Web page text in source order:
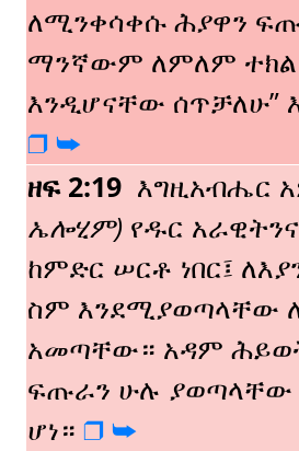
ለሚንቀሳቀሱ ሕያዋን
ማንኛውም ለምለም
እንዲሆናቸው ሰጥቻለሁ”
❒️ ➥️
ዘፍ 2:19 እግዚአብሔር
ኤሎሂም) የዱር
ከምድር ሠርቶ ነበር፤
ስም እንደሚያወጣላቸው
አመጣቸው። አዳም
ፍጡራን ሁሉ
ሆነ። ❒️ ➥️